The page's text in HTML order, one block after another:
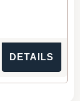
DETAILS